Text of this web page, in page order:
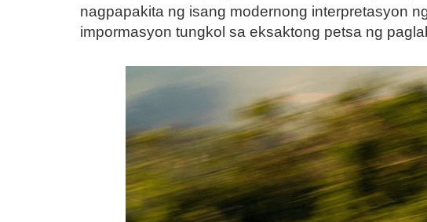
nagpapakita ng isang modernong interpretasyon
impormasyon tungkol sa eksaktong petsa ng